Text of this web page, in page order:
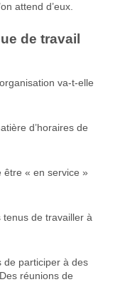
attend d’eux.
de travail
va-t-elle
d’horaires de
être « en service »
de travailler à
de participer à des
réunions de